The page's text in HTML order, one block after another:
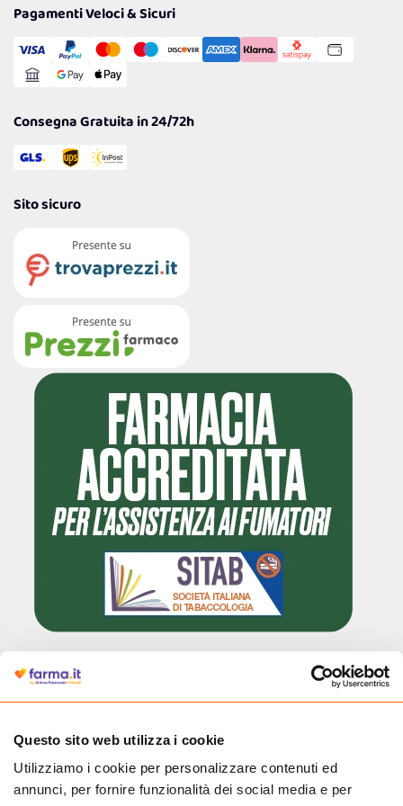
Questo sito web utilizza i cookie
Utilizziamo i cookie per personalizzare contenuti ed
annunci, per fornire funzionalità dei social media e per
Cookie Policy
Gestisci Cookie
Reso Facile e Veloce
Pagamenti Veloci & Sicuri
Consegna Gratuita in 24/72h
Sito sicuro
Recensioni
Cliccando il badge, puoi verificare che Farma.it è un'entità regolarmente
autorizzata dal Ministero della Salute a effettuare la vendita online di